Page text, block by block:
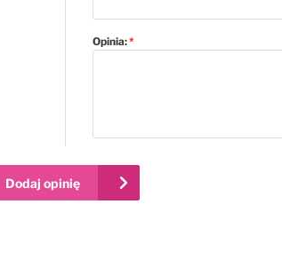
Opinia:
Dodaj opinię